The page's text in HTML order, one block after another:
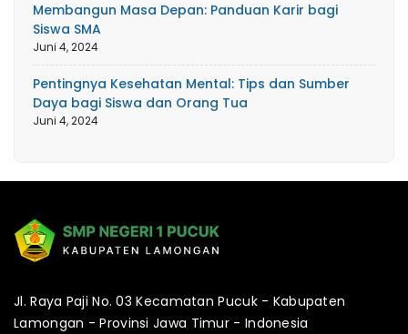
Membangun Masa Depan: Panduan Karir bagi
Siswa SMA
Juni 4, 2024
Pentingnya Kesehatan Mental: Tips dan Sumber
Daya bagi Siswa dan Orang Tua
Juni 4, 2024
Jl. Raya Paji No. 03 Kecamatan Pucuk - Kabupaten
Lamongan - Provinsi Jawa Timur - Indonesia